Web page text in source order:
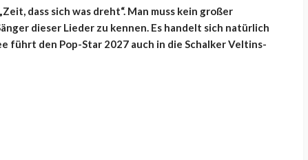
dass sich was dreht“. Man muss kein großer
dieser Lieder zu kennen. Es handelt sich natürlich
führt den Pop-Star 2027 auch in die Schalker Veltins-